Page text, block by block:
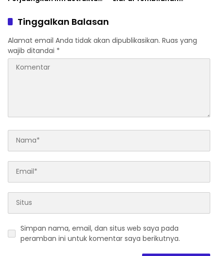
Tinggalkan Balasan
Alamat email Anda tidak akan dipublikasikan. Ruas yang
wajib ditandai *
Simpan nama, email, dan situs web saya pada
peramban ini untuk komentar saya berikutnya.